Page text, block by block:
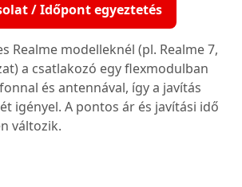
/ Időpont egyeztetés
Realme modelleknél (pl. Realme 7,
a csatlakozó egy flexmodulban
és antennával, így a javítás
igényel. A pontos ár és javítási idő
változik.